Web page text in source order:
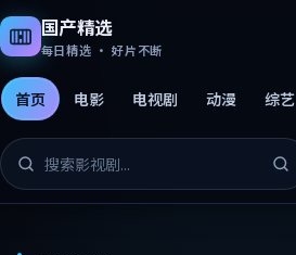
国产精选
每日精选 · 好片不断
首页 电影 电视剧 动漫 综艺